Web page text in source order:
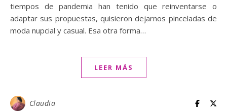
tiempos de pandemia han tenido que reinventarse o
adaptar sus propuestas, quisieron dejarnos pinceladas de
moda nupcial y casual. Esa otra forma…
LEER MÁS
Claudia